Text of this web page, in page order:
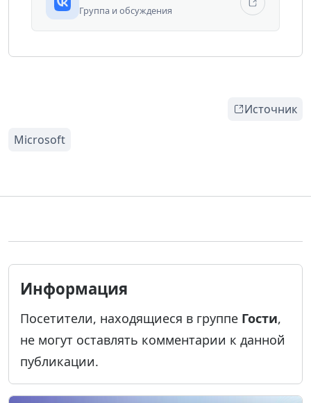
Группа и обсуждения
Источник
Информация
Посетители, находящиеся в группе Гости,
не могут оставлять комментарии к данной
публикации.